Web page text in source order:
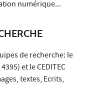
numérique...
de recherche: le
et le CEDITEC
textes, Ecrits,